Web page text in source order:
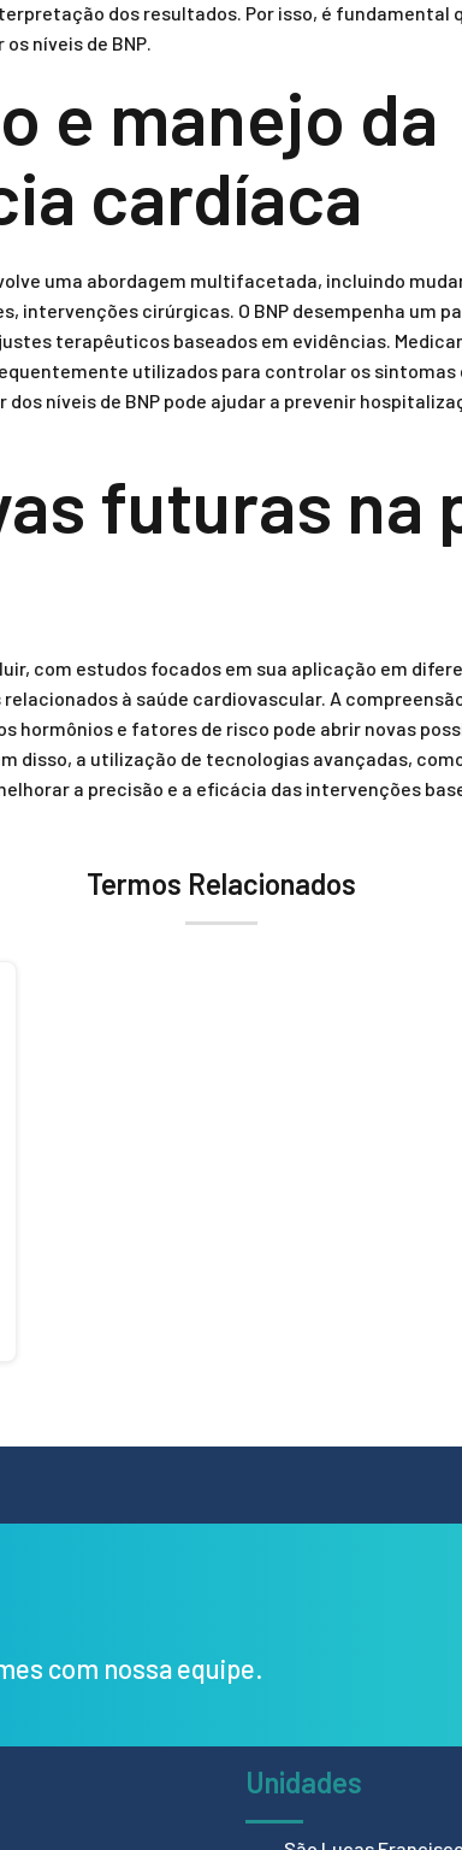
dos resultados. Por isso, é fundamental
níveis de BNP.
e manejo da
cardíaca
uma abordagem multifacetada, incluindo
intervenções cirúrgicas. O BNP desempenha um
terapêuticos baseados em evidências.
utilizados para controlar os sintomas
níveis de BNP pode ajudar a prevenir
futuras na
com estudos focados em sua aplicação em
à saúde cardiovascular. A
hormônios e fatores de risco pode abrir novas
disso, a utilização de tecnologias avançadas,
a precisão e a eficácia das intervenções
Termos Relacionados
com nossa equipe.
Unidades